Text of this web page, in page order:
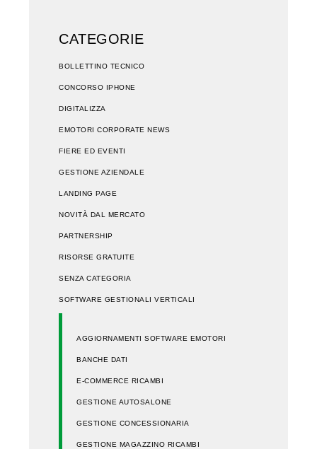
CATEGORIE
BOLLETTINO TECNICO
CONCORSO IPHONE
DIGITALIZZA
EMOTORI CORPORATE NEWS
FIERE ED EVENTI
GESTIONE AZIENDALE
LANDING PAGE
NOVITÀ DAL MERCATO
PARTNERSHIP
RISORSE GRATUITE
SENZA CATEGORIA
SOFTWARE GESTIONALI VERTICALI
AGGIORNAMENTI SOFTWARE EMOTORI
BANCHE DATI
E-COMMERCE RICAMBI
GESTIONE AUTOSALONE
GESTIONE CONCESSIONARIA
GESTIONE MAGAZZINO RICAMBI